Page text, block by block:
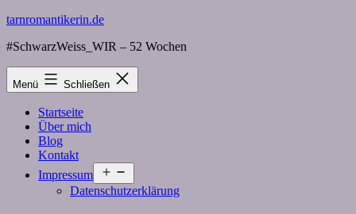
Zum
springen
tarnromantikerin.de
#SchwarzWeiss_WIR – 52 Wochen
Menü Schließen
Startseite
Über mich
Blog
Kontakt
Impressum
öffnen
Datenschutzerklärung